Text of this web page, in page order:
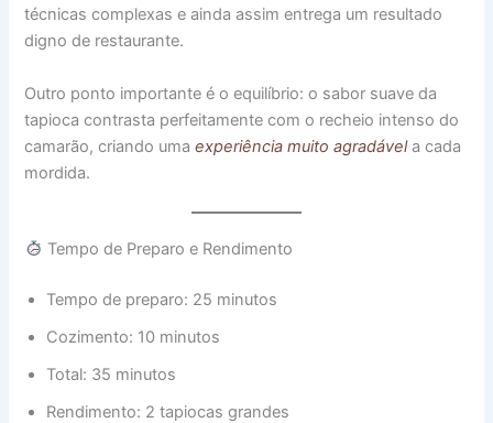
técnicas complexas e ainda assim entrega um resultado
digno de restaurante.
Outro ponto importante é o equilíbrio: o sabor suave da
tapioca contrasta perfeitamente com o recheio intenso do
camarão, criando umaexperiência muito agradávela cada
mordida.
Tempo de Preparo e Rendimento
Tempo de preparo: 25 minutos
Cozimento: 10 minutos
Total: 35 minutos
Rendimento: 2 tapiocas grandes